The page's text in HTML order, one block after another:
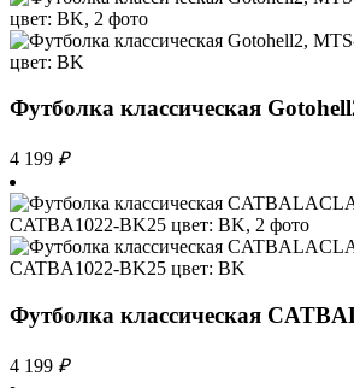
Футболка классическая
4 199 ₽
Футболка классическая
4 199 ₽